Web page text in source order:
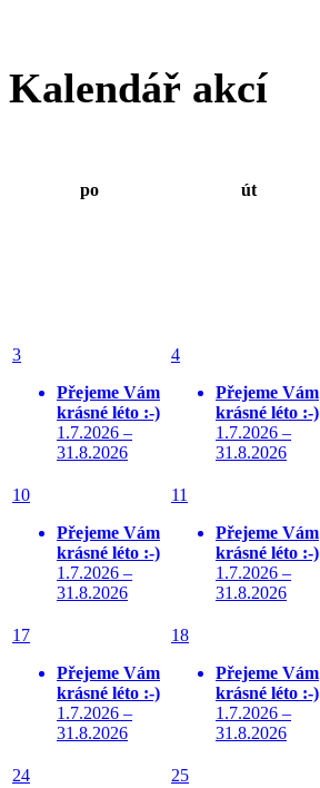
Kalendář akcí
po út
3
Přejeme Vám
krásné léto :-)
1.7.2026 –
31.8.2026
4
Přejeme Vám
krásné léto :-)
1.7.2026 –
31.8.2026
10
Přejeme Vám
krásné léto :-)
1.7.2026 –
31.8.2026
11
Přejeme Vám
krásné léto :-)
1.7.2026 –
31.8.2026
17
Přejeme Vám
krásné léto :-)
1.7.2026 –
31.8.2026
18
Přejeme Vám
krásné léto :-)
1.7.2026 –
31.8.2026
24
25